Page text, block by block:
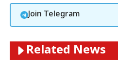
Join Telegram
Related News